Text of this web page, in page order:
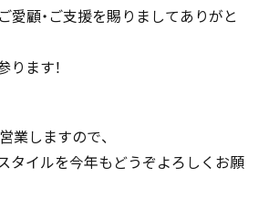
愛顧・ご支援を賜りましてありがと
ます！
業しますので、
タイルを今年もどうぞよろしくお願